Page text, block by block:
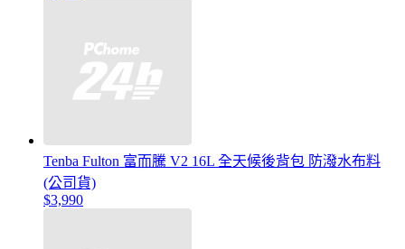
Tenba Fulton 富而騰 V2 16L 全天候後背包 防潑水布料
(公司貨)
$3,990